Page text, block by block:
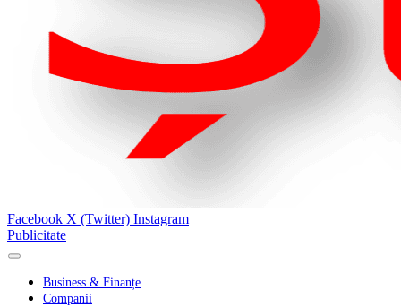
Facebook X (Twitter) Instagram
Publicitate
Business & Finanțe
Companii